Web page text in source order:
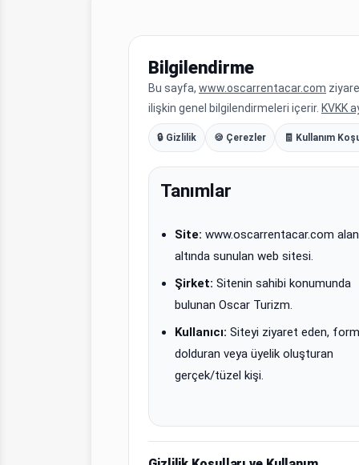
Bilgilendirme
Bu sayfa, www.oscarrentacar.com
ilişkin genel bilgilendirmeleri içerir. KVKK
🔒 Gizlilik 🍪 Çerezler 🧾 Kullanım
Tanımlar
Site: www.oscarrentacar.com alan
altında sunulan web sitesi.
Şirket: Sitenin sahibi konumunda
bulunan Oscar Turizm.
Kullanıcı: Siteyi ziyaret eden, form
dolduran veya üyelik oluşturan
gerçek/tüzel kişi.